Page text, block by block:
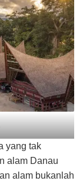
yang tak
alam Danau
alam bukanlah